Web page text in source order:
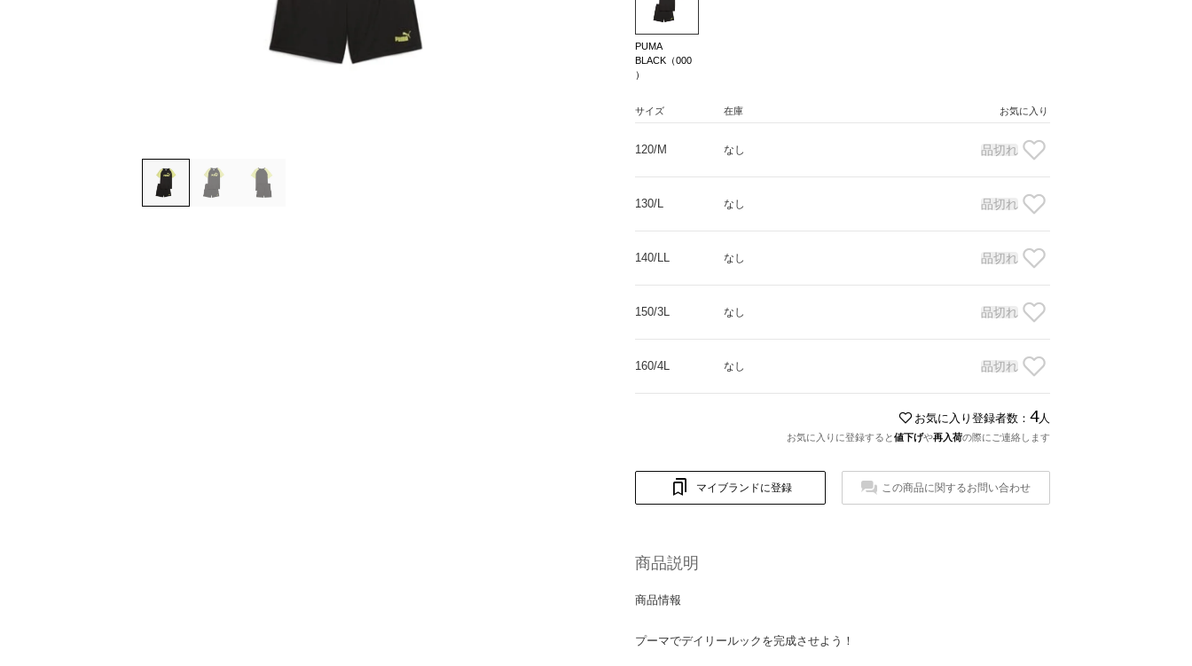
PUMA
BLACK（000
）
サイズ 在庫 お気に入り
120/M なし 品切れ
130/L なし 品切れ
140/LL なし 品切れ
150/3L なし 品切れ
160/4L なし 品切れ
お気に入り登録者数： 4人
お気に入りに登録すると値下げや再入荷の際にご連絡します
マイブランドに登録 この商品に関するお問い合わせ
商品説明
商品情報
プーマでデイリールックを完成させよう！